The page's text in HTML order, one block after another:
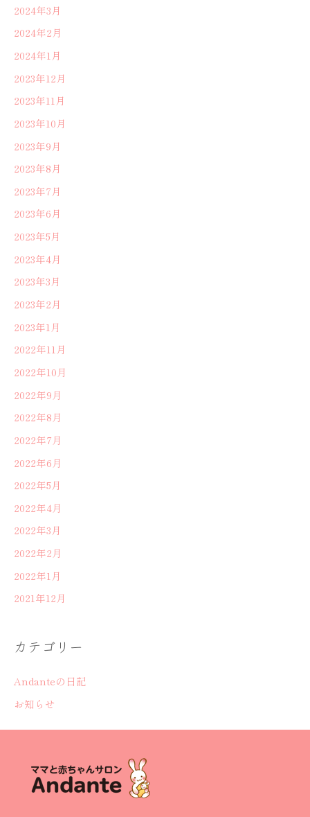
2024年3月
2024年2月
2024年1月
2023年12月
2023年11月
2023年10月
2023年9月
2023年8月
2023年7月
2023年6月
2023年5月
2023年4月
2023年3月
2023年2月
2023年1月
2022年11月
2022年10月
2022年9月
2022年8月
2022年7月
2022年6月
2022年5月
2022年4月
2022年3月
2022年2月
2022年1月
2021年12月
カテゴリー
Andanteの日記
お知らせ